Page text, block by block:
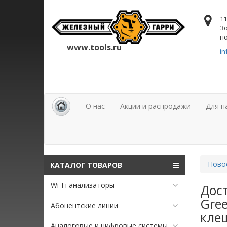
www.tools.ru
О нас Акции и распродажи Для
КАТАЛОГ ТОВАРОВ
Wi-Fi анализаторы
Абонентские линии